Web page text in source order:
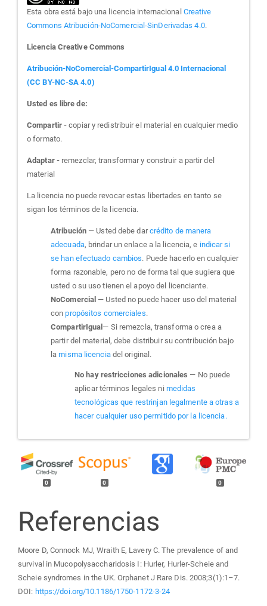
Esta obra está bajo una licencia internacional Creative
Commons Atribución-NoComercial-SinDerivadas 4.0.
Licencia Creative Commons
Atribución-NoComercial-CompartirIgual 4.0 Internacional
(CC BY-NC-SA 4.0)
Usted es libre de:
Compartir -copiar y redistribuir el material en cualquier medio
o formato.
Adaptar -remezclar, transformar y construir a partir del
material
La licencia no puede revocar estas libertades en tanto se
sigan los términos de la licencia.
Atribución — Usted debe darcrédito de manera
adecuada, brindar un enlace a la licencia, e indicar si
se han efectuado cambios. Puede hacerlo en cualquier
forma razonable, pero no de forma tal que sugiera que
usted o su uso tienen el apoyo del licenciante.
NoComercial — Usted no puede hacer uso del material
conpropósitos comerciales.
CompartirIgual— Si remezcla, transforma o crea a
partir del material, debe distribuir su contribución bajo
lamisma licenciadel original.
No hay restricciones adicionales — No puede
aplicar términos legales ni medidas
tecnológicas que restrinjan legalmente a otras a
hacer cualquier uso permitido por la licencia.
0 0 0
Referencias
Moore D, Connock MJ, Wraith E, Lavery C. The prevalence of and
survival in Mucopolysaccharidosis I: Hurler, Hurler-Scheie and
Scheie syndromes in the UK. Orphanet J Rare Dis. 2008;3(1):1–7.
DOI: https://doi.org/10.1186/1750-1172-3-24